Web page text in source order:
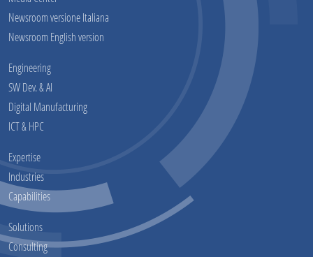
Newsroom versione Italiana
Newsroom English version
Engineering
SW Dev. & AI
Digital Manufacturing
ICT & HPC
Expertise
Industries
Capabilities
Solutions
Consulting